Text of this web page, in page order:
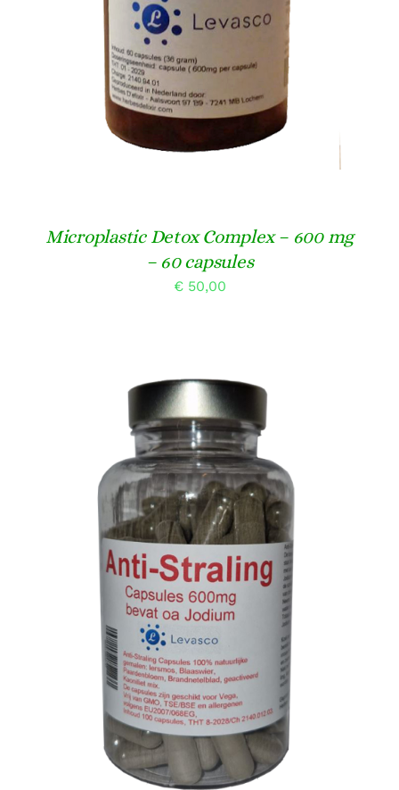
Microplastic Detox Complex – 600 mg
– 60 capsules
€50,00
TOEVOEGEN AAN WINKELWAGEN
DETAILS